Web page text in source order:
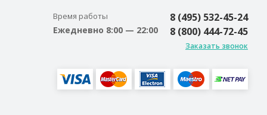
Время работы
Ежедневно 8:00 — 22:00
8 (495) 532-45-24
8 (800) 444-72-45
Заказать звонок